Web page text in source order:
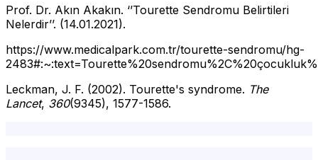
Prof. Dr. Akın Akakın. ‘’Tourette Sendromu Belirtileri
Nelerdir’’. (14.01.2021).
https://www.medicalpark.com.tr/tourette-sendromu/hg-
Leckman, J. F. (2002). Tourette's syndrome. The
Lancet, 360(9345), 1577-1586.